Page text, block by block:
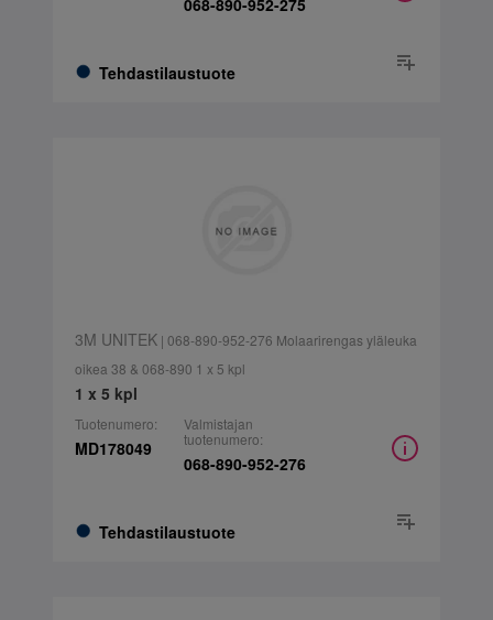
Tehdastilaustuote
068-890-952-275
3M UNITEK| 068-890-952-276 Molaarirengas yläleuka
oikea 38 & 068-890 1 x 5 kpl
1 x 5 kpl
Tuotenumero:
MD178049
Tehdastilaustuote
Valmistajan
tuotenumero:
068-890-952-276